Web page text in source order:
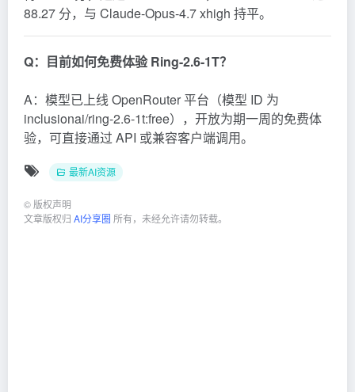
88.27 分，与 Claude-Opus-4.7 xhigh 持平。
Q：目前如何免费体验 Ring-2.6-1T？
A：模型已上线 OpenRouter 平台（模型 ID 为
inclusionai/ring-2.6-1t:free），开放为期一周的免费体
验，可直接通过 API 或兼容客户端调用。
最新AI资源
© 版权声明
文章版权归 AI分享圈 所有，未经允许请勿转载。